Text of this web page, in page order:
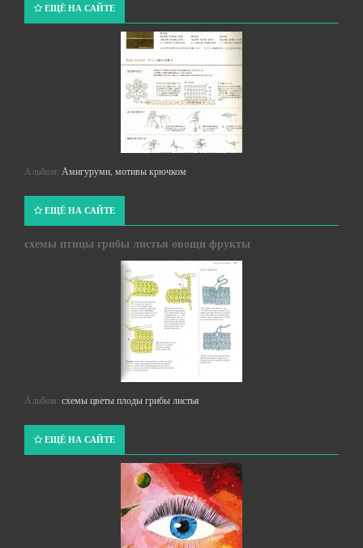
ЕЩЁ НА САЙТЕ
Альбом: Амигуруми, мотивы крючком
ЕЩЁ НА САЙТЕ
схемы птицы грибы листья овощи фрукты
Альбом: схемы цветы плоды грибы листья
ЕЩЁ НА САЙТЕ